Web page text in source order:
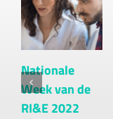
Nationale
Week van de
RI&E 2022